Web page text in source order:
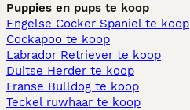
Puppies en pups te koop
Engelse Cocker Spaniel te koop
Cockapoo te koop
Labrador Retriever te koop
Duitse Herder te koop
Franse Bulldog te koop
Teckel ruwhaar te koop